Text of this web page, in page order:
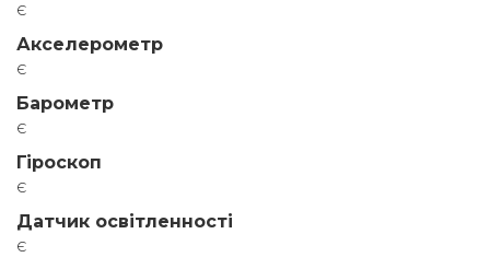
є
Акселерометр
є
Барометр
є
Гіроскоп
є
Датчик освітленності
є